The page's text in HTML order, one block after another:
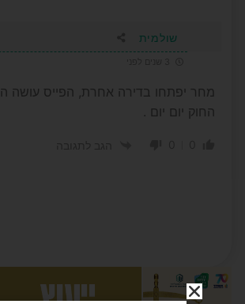
שולמית
מחר יפתחו בדירה אחרת, הפייס עושה
החוק יום יום .